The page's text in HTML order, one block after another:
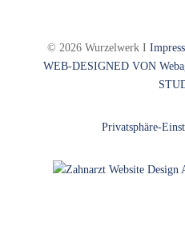
© 2026 Wurzelwerk I
WEB-DESIGNED VON
Privatsphäre-